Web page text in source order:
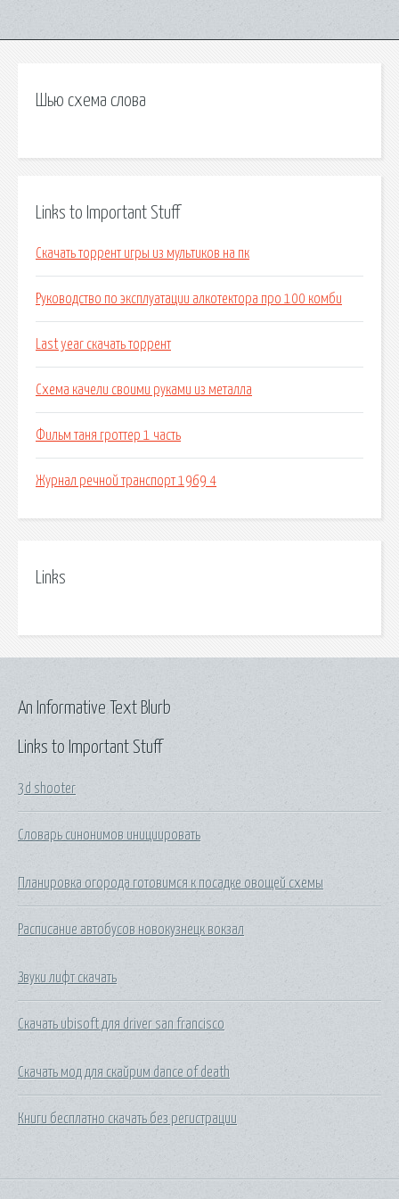
Шью схема слова
Links to Important Stuff
Скачать торрент игры из мультиков на пк
Руководство по эксплуатации алкотектора про 100 комби
Last year скачать торрент
Схема качели своими руками из металла
Фильм таня гроттер 1 часть
Журнал речной транспорт 1969 4
Links
Links to Important Stuff
3d shooter
Словарь синонимов инициировать
Планировка огорода готовимся к посадке овощей схемы
Расписание автобусов новокузнецк вокзал
Звуки лифт скачать
Скачать ubisoft для driver san francisco
Скачать мод для скайрим dance of death
Книги бесплатно скачать без регистрации
An Informative Text Blurb